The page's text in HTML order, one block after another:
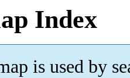
Index
is used by